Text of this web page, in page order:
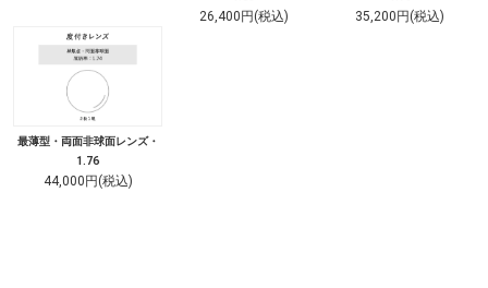
26,400円(税込) 35,200円(税込)
最薄型・両面非球面レンズ・
1.76
44,000円(税込)